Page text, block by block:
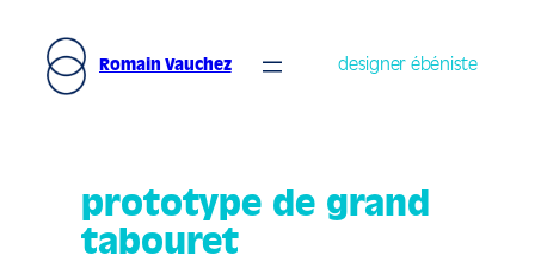
contenu
Romain Vauchez designer ébéniste
prototype de grand
tabouret